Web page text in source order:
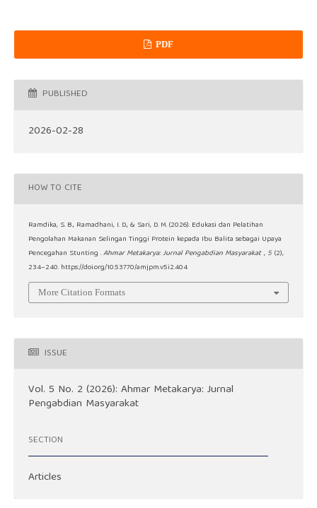
PDF
PUBLISHED
2026-02-28
HOW TO CITE
Ramdika, S. B., Ramadhani, I. D., & Sari, D. M. (2026). Edukasi dan Pelatihan
Pengolahan Makanan Selingan Tinggi Protein kepada Ibu Balita sebagai Upaya
Pencegahan Stunting .Ahmar Metakarya: Jurnal Pengabdian Masyarakat , 5 (2),
234–240. https://doi.org/10.53770/amjpm.v5i2.404
More Citation Formats
ISSUE
Vol. 5 No. 2 (2026): Ahmar Metakarya: Jurnal
Pengabdian Masyarakat
SECTION
Articles